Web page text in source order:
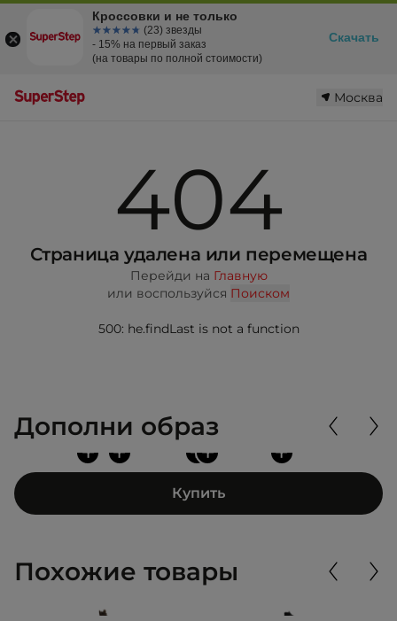
Москва
404
Страница удалена или перемещена
Перейди на Главную
или воспользуйся Поиском
500: he.findLast is not a function
Дополни образ
+
+
+ +
+
Купить
Похожие товары
Кроссовки и не только
☆☆☆☆☆
★★★★★ (23) звезды
- 15% на первый заказ
(на товары по полной стоимости)
Скачать